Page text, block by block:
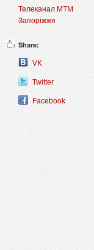
Телеканал МТМ
Запоріжжя
Share:
VK
Twitter
Facebook